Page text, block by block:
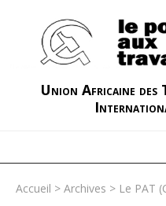
Union Africaine des
Accueil > Archives > Le PAT